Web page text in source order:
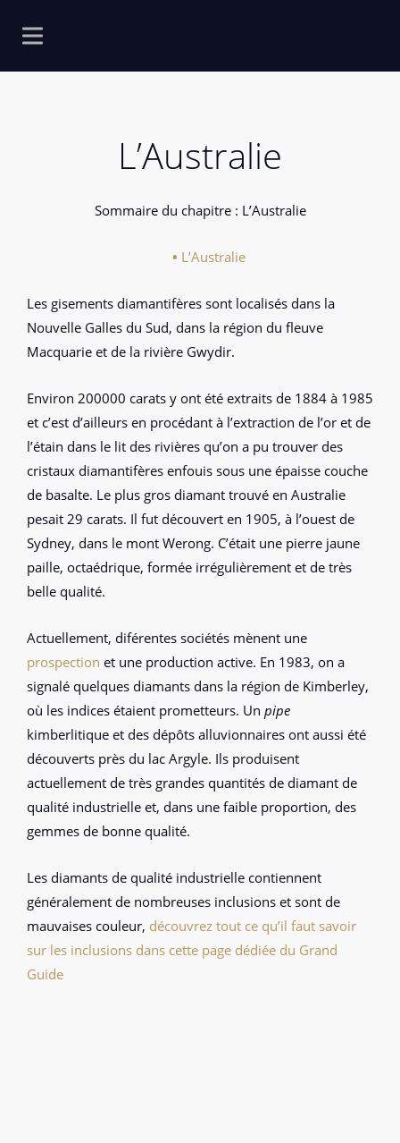
L’Australie
Sommaire du chapitre : L’Australie
L’Australie
Les gisements diamantifères sont localisés dans la
Nouvelle Galles du Sud, dans la région du fleuve
Macquarie et de la rivière Gwydir.
Environ 200000 carats y ont été extraits de 1884 à 1985
et c’est d’ailleurs en procédant à l’extraction de l’or et de
l’étain dans le lit des rivières qu’on a pu trouver des
cristaux diamantifères enfouis sous une épaisse couche
de basalte. Le plus gros diamant trouvé en Australie
pesait 29 carats. Il fut découvert en 1905, à l’ouest de
Sydney, dans le mont Werong. C’était une pierre jaune
paille, octaédrique, formée irrégulièrement et de très
belle qualité.
Actuellement, diférentes sociétés mènent une
prospection et une production active. En 1983, on a
signalé quelques diamants dans la région de Kimberley,
où les indices étaient prometteurs. Un pipe
kimberlitique et des dépôts alluvionnaires ont aussi été
découverts près du lac Argyle. Ils produisent
actuellement de très grandes quantités de diamant de
qualité industrielle et, dans une faible proportion, des
gemmes de bonne qualité.
Les diamants de qualité industrielle contiennent
généralement de nombreuses inclusions et sont de
mauvaises couleur, découvrez tout ce qu’il faut savoir
sur les inclusions dans cette page dédiée du Grand
Guide